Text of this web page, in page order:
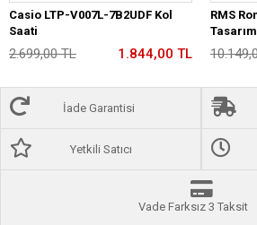
Casio LTP-V007L-7B2UDF Kol
Saati
2.699,00 TL 1.844,00 TL
RMS
Atm
A2175.29
İade Garantisi
Yetkili Satıcı
Vade Farksız 3 Taksit